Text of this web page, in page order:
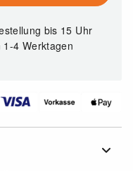
bis 15 Uhr
4 Werktagen